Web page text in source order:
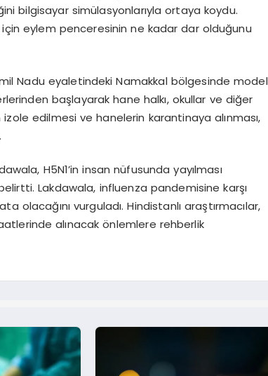
bilgisayar simülasyonlarıyla ortaya koydu.
için eylem penceresinin ne kadar dar olduğunu
Nadu eyaletindeki Namakkal bölgesinde model
başlayarak hane halkı, okullar ve diğer
izole edilmesi ve hanelerin karantinaya alınması,
H5N1’in insan nüfusunda yayılması
Lakdawala, influenza pandemisine karşı
olacağını vurguladı. Hindistanlı araştırmacılar,
alınacak önlemlere rehberlik